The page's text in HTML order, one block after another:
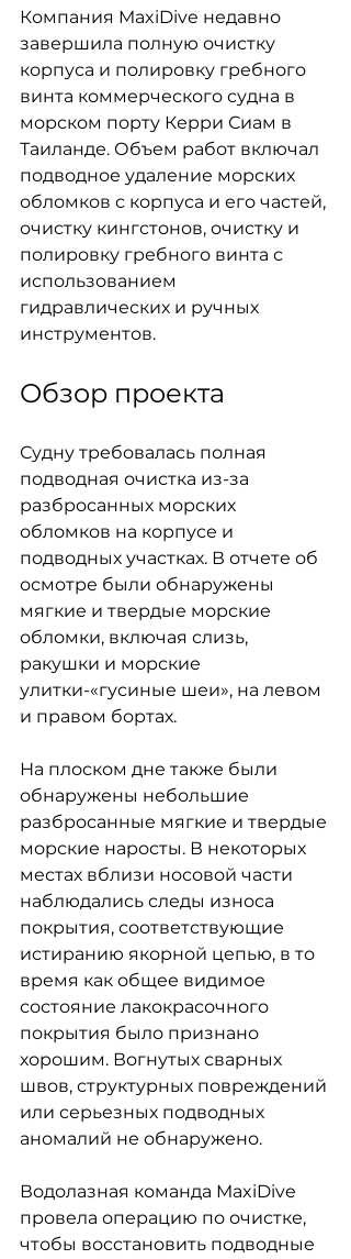
Компания MaxiDive недавно
завершила полную очистку
корпуса и полировку гребного
винта коммерческого судна в
морском порту Керри Сиам в
Таиланде. Объем работ включал
подводное удаление морских
обломков с корпуса и его частей,
очистку кингстонов, очистку и
полировку гребного винта с
использованием
гидравлических и ручных
инструментов.
Обзор проекта
Судну требовалась полная
подводная очистка из-за
разбросанных морских
обломков на корпусе и
подводных участках. В отчете об
осмотре были обнаружены
мягкие и твердые морские
обломки, включая слизь,
ракушки и морские
улитки-«гусиные шеи», на левом
и правом бортах.
На плоском дне также были
обнаружены небольшие
разбросанные мягкие и твердые
морские наросты. В некоторых
местах вблизи носовой части
наблюдались следы износа
покрытия, соответствующие
истиранию якорной цепью, в то
время как общее видимое
состояние лакокрасочного
покрытия было признано
хорошим. Вогнутых сварных
швов, структурных повреждений
или серьезных подводных
аномалий не обнаружено.
Водолазная команда MaxiDive
провела операцию по очистке,
чтобы восстановить подводные